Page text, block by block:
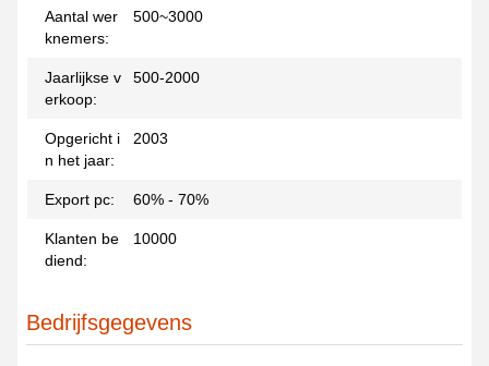
Aantal wer
knemers:
500~3000
Jaarlijkse v
erkoop:
500-2000
Opgericht i
n het jaar:
2003
Export pc: 60% - 70%
Klanten be
diend:
10000
Bedrijfsgegevens